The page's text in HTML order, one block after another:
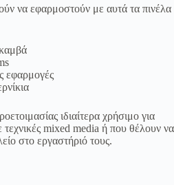
να εφαρμοστούν με αυτά τα πινέλα
εφαρμογές
ιδιαίτερα χρήσιμο για
τεχνικές mixed media ή που θέλουν να
στο εργαστήριό τους.